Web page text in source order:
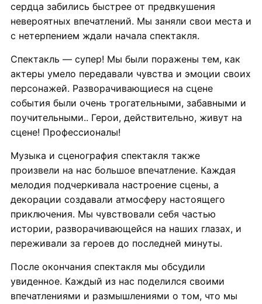
сердца забились быстрее от предвкушения
невероятных впечатлений. Мы заняли свои места и
с нетерпением ждали начала спектакля.
Спектакль — супер! Мы были поражены тем, как
актеры умело передавали чувства и эмоции своих
персонажей. Разворачивающиеся на сцене
события были очень трогательными, забавными и
поучительными.. Герои, действительно, живут на
сцене! Профессионалы!
Музыка и сценография спектакля также
произвели на нас большое впечатление. Каждая
мелодия подчеркивала настроение сцены, а
декорации создавали атмосферу настоящего
приключения. Мы чувствовали себя частью
истории, разворачивающейся на наших глазах, и
переживали за героев до последней минуты.
После окончания спектакля мы обсудили
увиденное. Каждый из нас поделился своими
впечатлениями и размышлениями о том, что мы